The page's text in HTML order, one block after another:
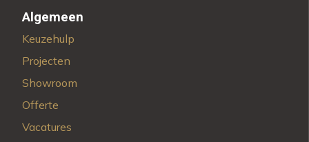
Algemeen
Keuzehulp
Projecten
Showroom
Offerte
Vacatures